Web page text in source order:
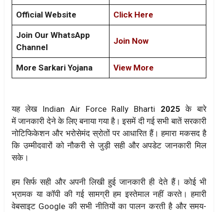
Official Website Click Here
Join Our WhatsApp
Channel
Join Now
More Sarkari Yojana View More
यह लेख Indian Air Force Rally Bharti 2025के बारे
में जानकारी देने के लिए बनाया गया है। इसमें दी गई सभी बातें सरकारी
नोटिफिकेशन और भरोसेमंद स्रोतों पर आधारित हैं। हमारा मकसद है
कि उम्मीदवारों को नौकरी से जुड़ी सही और अपडेट जानकारी मिल
सके।
हम सिर्फ सही और अपनी लिखी हुई जानकारी ही देते हैं। कोई भी
भ्रामक या कॉपी की गई सामग्री हम इस्तेमाल नहीं करते। हमारी
वेबसाइट Google की सभी नीतियों का पालन करती है और समय-